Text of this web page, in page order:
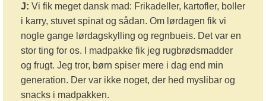
J: Vi fik meget dansk mad: Frikadeller, kartofler, boller
i karry, stuvet spinat og sådan. Om lørdagen fik vi
nogle gange lørdagskylling og regnbueis. Det var en
stor ting for os. I madpakke fik jeg rugbrødsmadder
og frugt. Jeg tror, børn spiser mere i dag end min
generation. Der var ikke noget, der hed myslibar og
snacks i madpakken.